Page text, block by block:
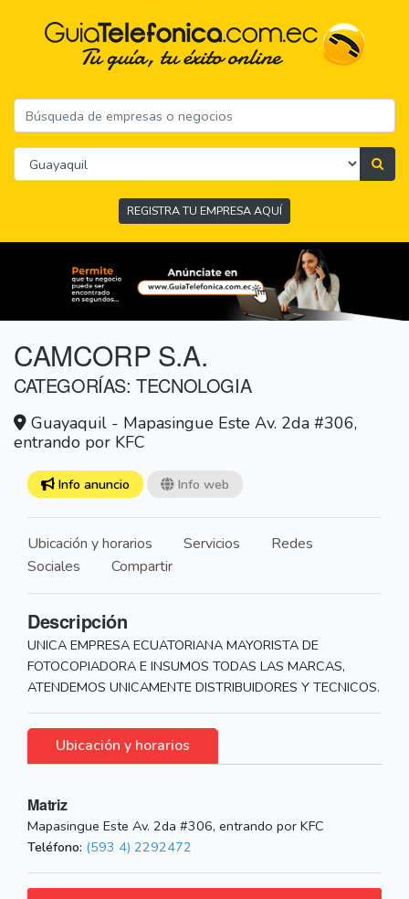
REGISTRA TU EMPRESA AQUÍ
CAMCORP S.A.
CATEGORÍAS: TECNOLOGIA
Guayaquil - Mapasingue Este Av. 2da #306,
entrando por KFC
Info anuncio Info web
Ubicación y horarios Servicios
Redes
Sociales
Compartir
Descripción
UNICA EMPRESA ECUATORIANA MAYORISTA DE
FOTOCOPIADORA E INSUMOS TODAS LAS MARCAS,
ATENDEMOS UNICAMENTE DISTRIBUIDORES Y TECNICOS.
Ubicación y horarios
Matriz
Mapasingue Este Av. 2da #306, entrando por KFC
Teléfono: (593 4) 2292472